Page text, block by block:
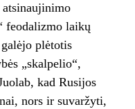
feodalizmo laikų
plėtotis
„skalpelio“,
kad Rusijos
nors ir suvaržyti,